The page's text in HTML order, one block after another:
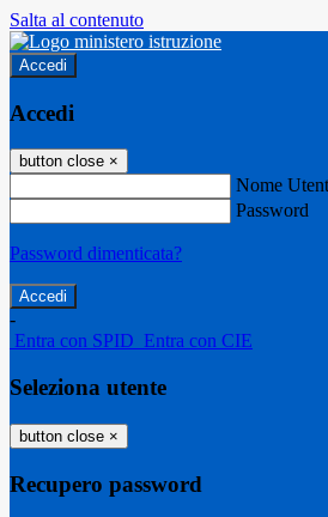
Salta al contenuto
Accedi
Accedi
button close ×
Nome
Password
Password dimenticata?
-
Entra con SPID Entra con CIE
Seleziona utente
button close ×
Recupero password